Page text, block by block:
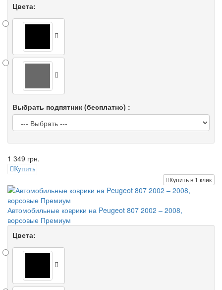
Цвета:
Выбрать подпятник (бесплатно) :
1 349 грн.
Купить
Купить в 1 клик
Автомобильные коврики на Peugeot 807 2002 – 2008,
ворсовые Премиум
Цвета: